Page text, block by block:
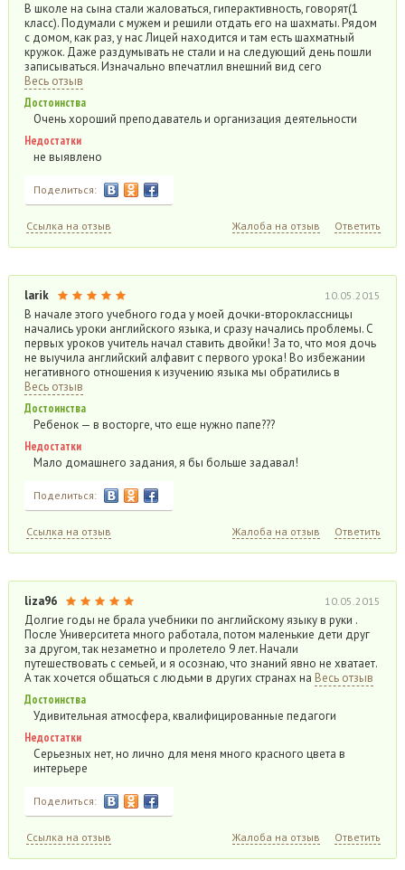
В школе на сына стали жаловаться, гиперактивность, говорят(1
класс). Подумали с мужем и решили отдать его на шахматы. Рядом
с домом, как раз, у нас Лицей находится и там есть шахматный
кружок. Даже раздумывать не стали и на следующий день пошли
записываться. Изначально впечатлил внешний вид сего
Весь отзыв
Достоинства
Очень хороший преподаватель и организация деятельности
Недостатки
не выявлено
Поделиться:
Ссылка на отзыв Жалоба на отзыв Ответить
larik 10.05.2015
В начале этого учебного года у моей дочки-второклассницы
начались уроки английского языка, и сразу начались проблемы. С
первых уроков учитель начал ставить двойки! За то, что моя дочь
не выучила английский алфавит с первого урока! Во избежании
негативного отношения к изучению языка мы обратились в
Весь отзыв
Достоинства
Ребенок — в восторге, что еще нужно папе???
Недостатки
Мало домашнего задания, я бы больше задавал!
Поделиться:
Ссылка на отзыв Жалоба на отзыв Ответить
liza96 10.05.2015
Долгие годы не брала учебники по английскому языку в руки .
После Университета много работала, потом маленькие дети друг
за другом, так незаметно и пролетело 9 лет. Начали
путешествовать с семьей, и я осознаю, что знаний явно не хватает.
А так хочется общаться с людьми в других странах на Весь отзыв
Достоинства
Удивительная атмосфера, квалифицированные педагоги
Недостатки
Серьезных нет, но лично для меня много красного цвета в
интерьере
Поделиться:
Ссылка на отзыв Жалоба на отзыв Ответить